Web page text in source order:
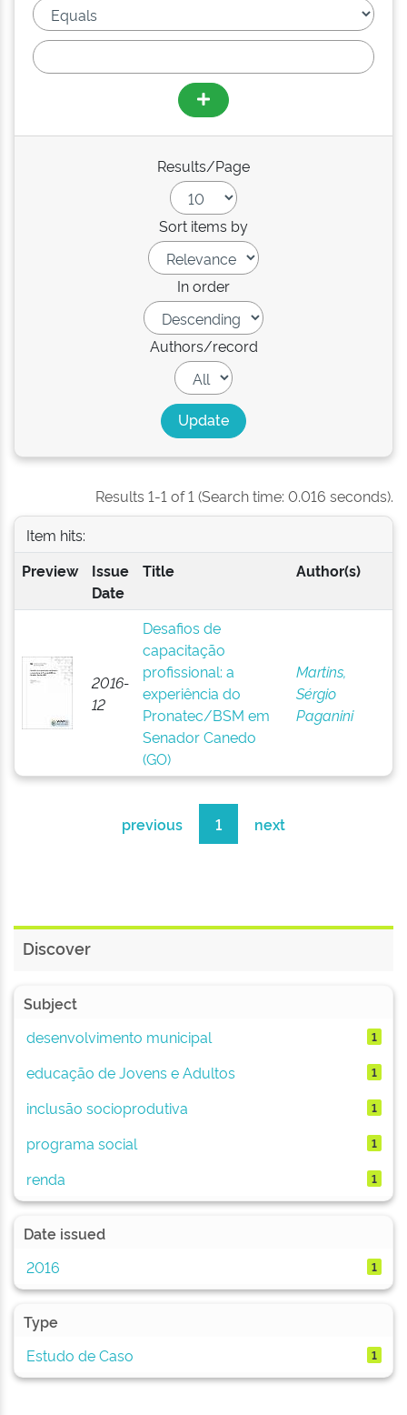
Results/Page
Sort items by
In order
Authors/record
Results 1-1 of 1 (Search time: 0.016 seconds).
Item hits:
Preview
Issue
Date
Title Author(s)
2016-
12
Desafios de
capacitação
profissional: a
experiência do
Pronatec/BSM em
Senador Canedo
(GO)
Martins,
Sérgio
Paganini
previous 1 next
Discover
Subject
desenvolvimento municipal
1
educação de Jovens e Adultos 1
inclusão socioprodutiva 1
programa social 1
renda 1
Date issued
2016
1
Type
Estudo de Caso
1